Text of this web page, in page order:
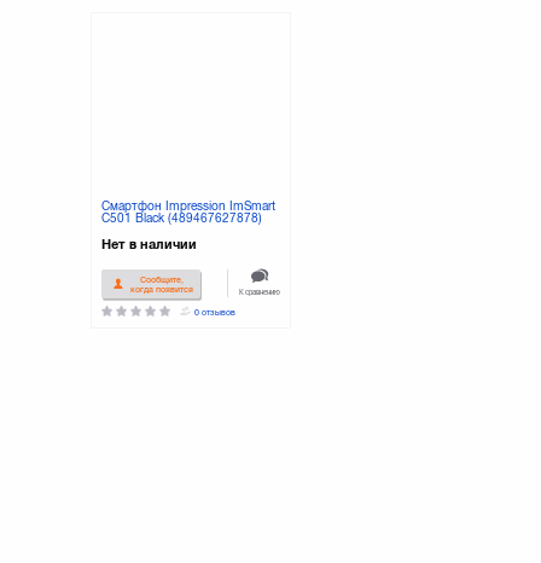
Смартфон Impression ImSmart
C501 Black (489467627878)
Нет в наличии
Сообщите,
когда появится
К сравнению
0 отзывов